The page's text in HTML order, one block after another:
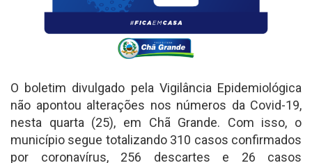
O boletim divulgado pela Vigilância Epidemiológica
não apontou alterações nos números da Covid-19,
nesta quarta (25), em Chã Grande. Com isso, o
município segue totalizando 310 casos confirmados
por coronavírus, 256 descartes e 26 casos